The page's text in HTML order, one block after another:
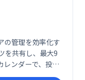
の管理を効率化す
を共有し、最大9
レンダーで、投稿
すべての投稿をま